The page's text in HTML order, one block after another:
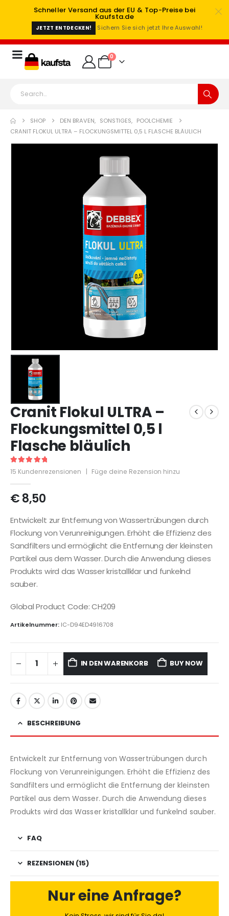
Schneller Versand aus der EU & Top-Preise bei
Kaufsta.de
JETZT ENTDECKEN! Sichern Sie sich jetzt Ihre Auswahl!
0
SHOP DEN BRAVEN, SONSTIGES, POOLCHEMIE
CRANIT FLOKUL ULTRA – FLOCKUNGSMITTEL 0,5 L FLASCHE BLÄULICH
Cranit Flokul ULTRA –
Flockungsmittel 0,5 l
Flasche bläulich
5out of 5
15 Kundenrezensionen | Füge deine Rezension hinzu
€8,50
Entwickelt zur Entfernung von Wassertrübungen durch
Flockung von Verunreinigungen. Erhöht die Effizienz des
Sandfilters und ermöglicht die Entfernung der kleinsten
Partikel aus dem Wasser. Durch die Anwendung dieses
Produkts wird das Wasser kristallklar und funkelnd
sauber.
Global Product Code: CH209
Artikelnummer: IC-D94ED4916708
IN DEN WARENKORB BUY NOW
BESCHREIBUNG
Entwickelt zur Entfernung von Wassertrübungen durch
Flockung von Verunreinigungen. Erhöht die Effizienz des
Sandfilters und ermöglicht die Entfernung der kleinsten
Partikel aus dem Wasser. Durch die Anwendung dieses
Produkts wird das Wasser kristallklar und funkelnd sauber.
FAQ
REZENSIONEN (15)
Nur eine Anfrage?